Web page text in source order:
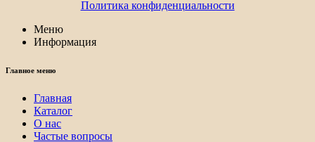
Политика конфиденциальности
Меню
Информация
Главное меню
Главная
Каталог
О нас
Частые вопросы